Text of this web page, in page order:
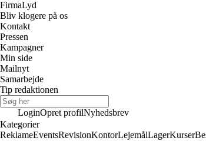
FirmaLyd
Bliv klogere på os
Kontakt
Pressen
Kampagner
Min side
Mailnyt
Samarbejde
Tip redaktionen
LoginOpret profilNyhedsbrev
Kategorier
ReklameEventsRevisionKontorLejemålLagerKurser